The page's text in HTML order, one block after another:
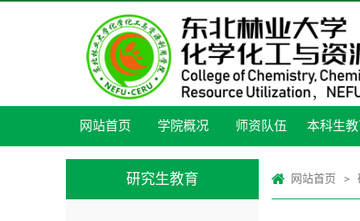
网站首页 学院概况 师资队伍 本科生
研究生教育 网站首页 >